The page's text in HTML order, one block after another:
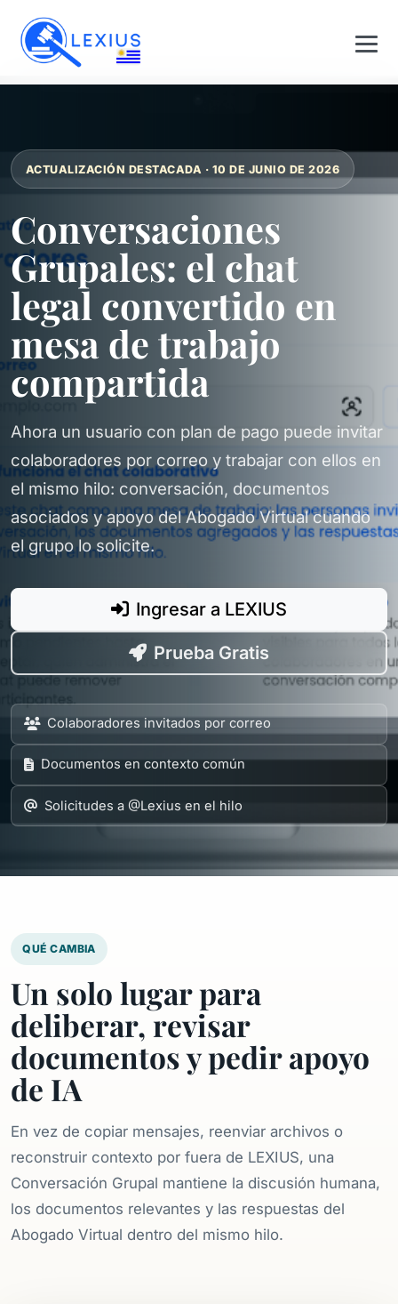
ACTUALIZACIÓN DESTACADA · 10 DE JUNIO DE 2026
Conversaciones
Grupales: el chat
legal convertido en
mesa de trabajo
compartida
Ahora un usuario con plan de pago puede invitar
colaboradores por correo y trabajar con ellos en
el mismo hilo: conversación, documentos
asociados y apoyo del Abogado Virtual cuando
el grupo lo solicite.
Ingresar a LEXIUS
Prueba Gratis
Colaboradores invitados por correo
Documentos en contexto común
Solicitudes a @Lexius en el hilo
QUÉ CAMBIA
Un solo lugar para
deliberar, revisar
documentos y pedir apoyo
de IA
En vez de copiar mensajes, reenviar archivos o
reconstruir contexto por fuera de LEXIUS, una
Conversación Grupal mantiene la discusión humana,
los documentos relevantes y las respuestas del
Abogado Virtual dentro del mismo hilo.